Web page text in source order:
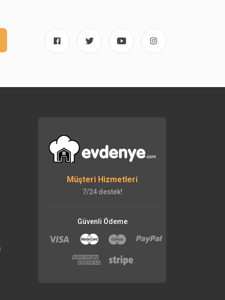
Müşteri Hizmetleri
7/24 destek!
Güvenli Ödeme